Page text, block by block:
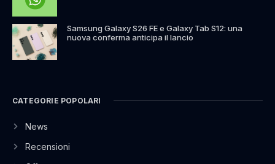
Samsung Galaxy S26 FE e Galaxy Tab S12: una
nuova conferma anticipa il lancio
CATEGORIE POPOLARI
News
Recensioni